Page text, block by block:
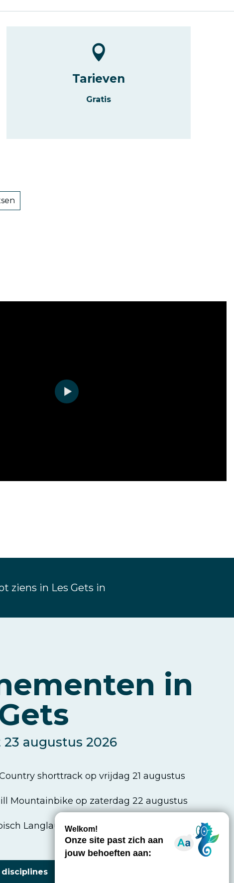
Tarieven
Gratis
ziens in Les Gets in
in
augustus 2026
shorttrack op vrijdag 21 augustus
Mountainbike op zaterdag 22 augustus
Langlaufen op zondag 23 augustus